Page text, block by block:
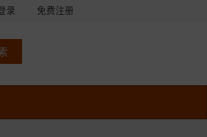
录 免费注册